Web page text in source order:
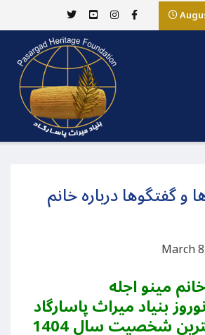
گفتگوها درباره خانم
خانم مینو اجله
بنیاد میراث پاسارگاد
به عنوان بهترین شخصیت سال 1404